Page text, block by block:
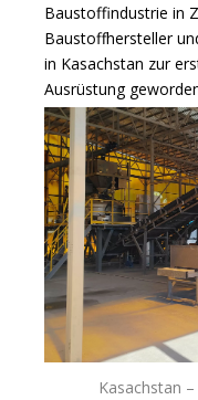
Baustoffindustrie in
Baustoffhersteller
in Kasachstan zur
Ausrüstung
Kasachstan